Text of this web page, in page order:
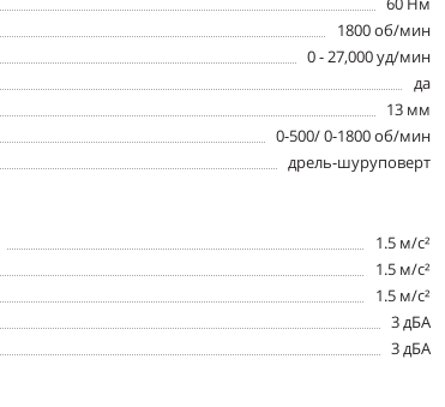
1800 об/мин
0 - 27,000 уд/мин
да
13 мм
0-500/ 0-1800 об/мин
дрель-шуруповерт
1.5 м/с²
1.5 м/с²
1.5 м/с²
3 дБА
3 дБА